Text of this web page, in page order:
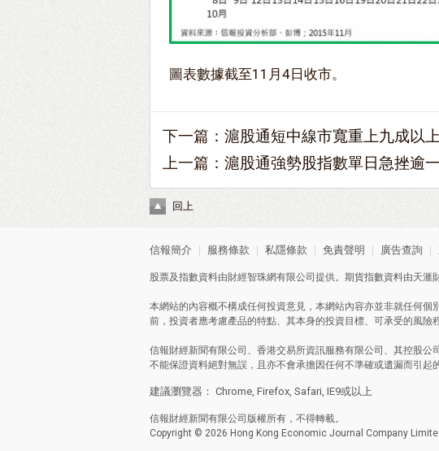
圖表數據截至11月4日收市。
下一篇： 滬股通短中線市寬重上九成以上
上一篇： 滬股通強勢股指數單日急挫逾
回上
信報簡介 服務條款 私隱條款 免責聲明 廣告查詢
股票及指數資料由財經智珠網有限公司提供。期貨指數資料由天滙
本網站的內容概不構成任何投資意見，本網站內容亦並非就任何
前，投資者應考慮產品的特點、其本身的投資目標、可承受的風險
信報財經新聞有限公司、香港交易所資訊服務有限公司、其控股
不能保證資料絕對無誤，且亦不會承擔因任何不準確或遺漏而引起
建議瀏覽器： Chrome, Firefox, Safari, IE9或以上
信報財經新聞有限公司版權所有，不得轉載。
Copyright © 2026 Hong Kong Economic Journal Company